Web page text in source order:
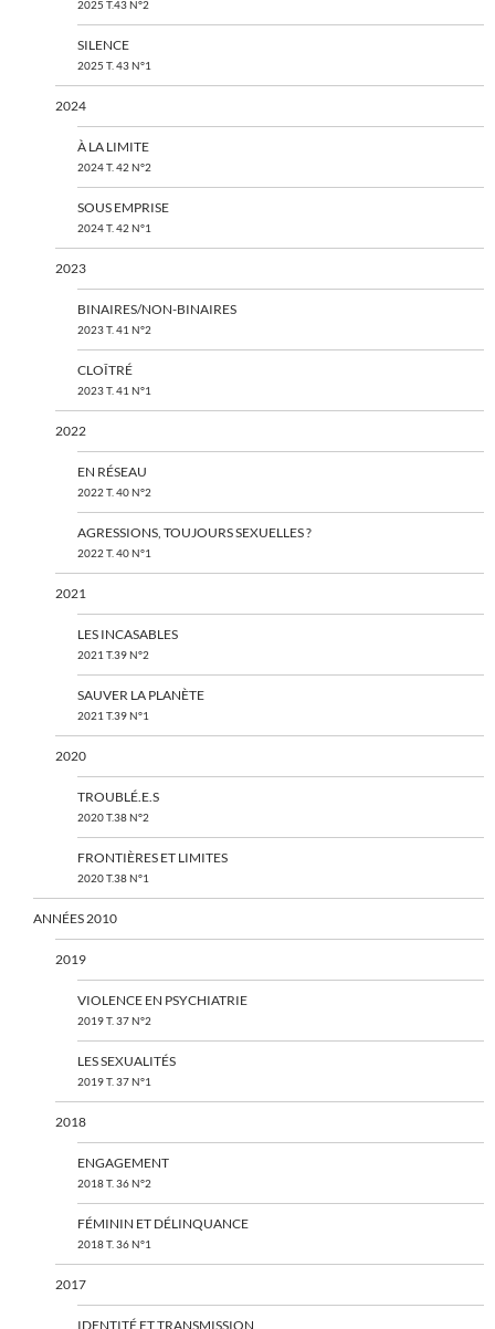
2025 T.43 N°2
SILENCE
2025 T. 43 N°1
2024
À LA LIMITE
2024 T. 42 N°2
SOUS EMPRISE
2024 T. 42 N°1
2023
BINAIRES/NON-BINAIRES
2023 T. 41 N°2
CLOÎTRÉ
2023 T. 41 N°1
2022
EN RÉSEAU
2022 T. 40 N°2
AGRESSIONS, TOUJOURS SEXUELLES ?
2022 T. 40 N°1
2021
LES INCASABLES
2021 T.39 N°2
SAUVER LA PLANÈTE
2021 T.39 N°1
2020
TROUBLÉ.E.S
2020 T.38 N°2
FRONTIÈRES ET LIMITES
2020 T.38 N°1
ANNÉES 2010
2019
VIOLENCE EN PSYCHIATRIE
2019 T. 37 N°2
LES SEXUALITÉS
2019 T. 37 N°1
2018
ENGAGEMENT
2018 T. 36 N°2
FÉMININ ET DÉLINQUANCE
2018 T. 36 N°1
2017
IDENTITÉ ET TRANSMISSION